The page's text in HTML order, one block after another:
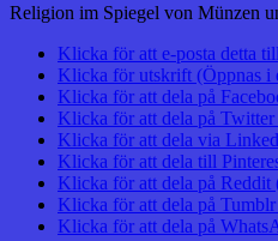
Religion im Spiegel von Münzen
Klicka för att e-posta detta
Klicka för utskrift (Öppnas i
Klicka för att dela på
Klicka för att dela på
Klicka för att dela via
Klicka för att dela till
Klicka för att dela på Reddit
Klicka för att dela på
Klicka för att dela på